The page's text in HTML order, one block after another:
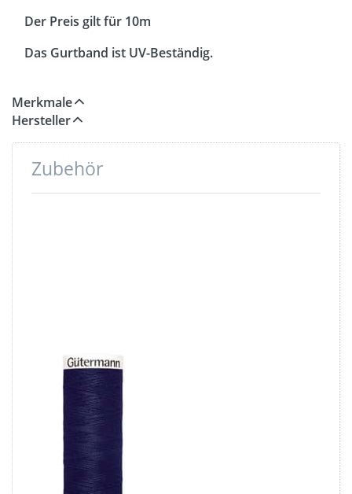
Der Preis gilt für 10m
Das Gurtband ist UV-Beständig.
Merkmale
Hersteller
Zubehör
Gütermann
Garne -
Allesnäher
200m Spule -
Farbe:
dunkelblau 310